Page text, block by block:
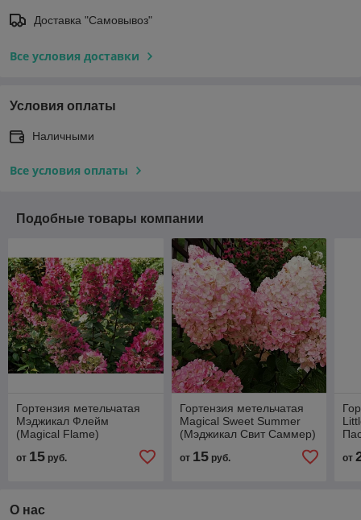
Доставка "Самовывоз"
Все условия доставки
Условия оплаты
Наличными
Все условия оплаты
Подобные товары компании
Гортензия метельчатая
Мэджикал Флейм
(Magical Flame)
от 15 руб.
Гортензия метельчатая
Magical Sweet Summer
(Мэджикал Свит Саммер)
от 15руб. от
О нас